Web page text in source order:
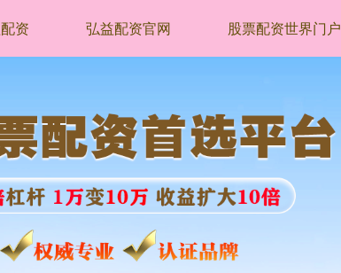
资 弘益配资官网 股票配资世界门户